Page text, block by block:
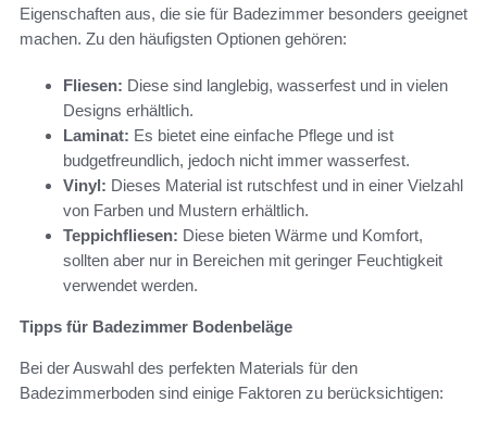
Eigenschaften aus, die sie für Badezimmer besonders geeignet
machen. Zu den häufigsten Optionen gehören:
Fliesen: Diese sind langlebig, wasserfest und in vielen
Designs erhältlich.
Laminat: Es bietet eine einfache Pflege und ist
budgetfreundlich, jedoch nicht immer wasserfest.
Vinyl: Dieses Material ist rutschfest und in einer Vielzahl
von Farben und Mustern erhältlich.
Teppichfliesen: Diese bieten Wärme und Komfort,
sollten aber nur in Bereichen mit geringer Feuchtigkeit
verwendet werden.
Tipps für Badezimmer Bodenbeläge
Bei der Auswahl des perfekten Materials für den
Badezimmerboden sind einige Faktoren zu berücksichtigen: